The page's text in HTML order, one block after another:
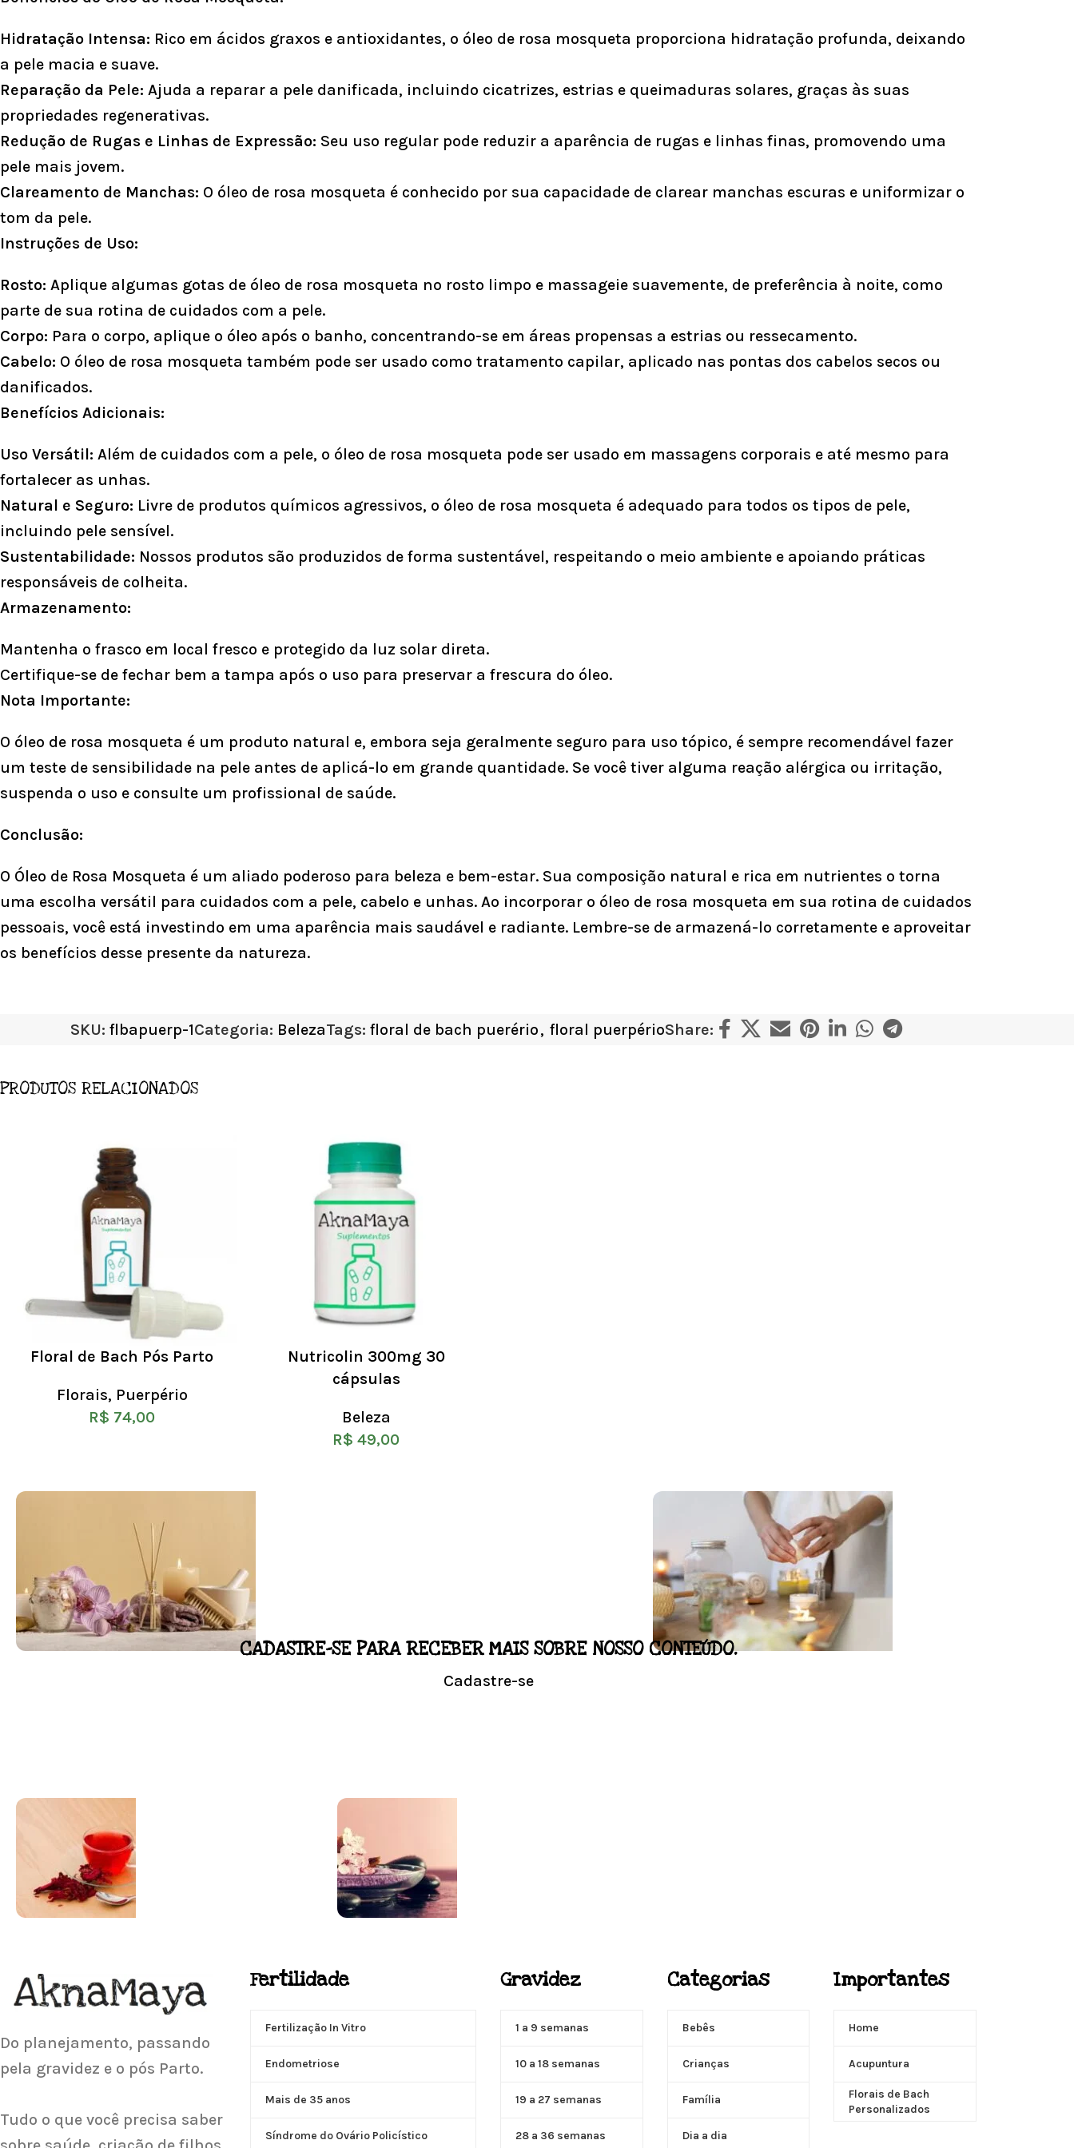
Hidratação Intensa: Rico em ácidos graxos e antioxidantes, o óleo de rosa mosqueta proporciona hidratação profunda, deixando
a pele macia e suave.
Reparação da Pele: Ajuda a reparar a pele danificada, incluindo cicatrizes, estrias e queimaduras solares, graças às suas
propriedades regenerativas.
Redução de Rugas e Linhas de Expressão: Seu uso regular pode reduzir a aparência de rugas e linhas finas, promovendo uma
pele mais jovem.
Clareamento de Manchas: O óleo de rosa mosqueta é conhecido por sua capacidade de clarear manchas escuras e uniformizar o
tom da pele.
Instruções de Uso:
Rosto: Aplique algumas gotas de óleo de rosa mosqueta no rosto limpo e massageie suavemente, de preferência à noite, como
parte de sua rotina de cuidados com a pele.
Corpo: Para o corpo, aplique o óleo após o banho, concentrando-se em áreas propensas a estrias ou ressecamento.
Cabelo: O óleo de rosa mosqueta também pode ser usado como tratamento capilar, aplicado nas pontas dos cabelos secos ou
danificados.
Benefícios Adicionais:
Uso Versátil: Além de cuidados com a pele, o óleo de rosa mosqueta pode ser usado em massagens corporais e até mesmo para
fortalecer as unhas.
Natural e Seguro: Livre de produtos químicos agressivos, o óleo de rosa mosqueta é adequado para todos os tipos de pele,
incluindo pele sensível.
Sustentabilidade: Nossos produtos são produzidos de forma sustentável, respeitando o meio ambiente e apoiando práticas
responsáveis de colheita.
Armazenamento:
Mantenha o frasco em local fresco e protegido da luz solar direta.
Certifique-se de fechar bem a tampa após o uso para preservar a frescura do óleo.
Nota Importante:
O óleo de rosa mosqueta é um produto natural e, embora seja geralmente seguro para uso tópico, é sempre recomendável fazer
um teste de sensibilidade na pele antes de aplicá-lo em grande quantidade. Se você tiver alguma reação alérgica ou irritação,
suspenda o uso e consulte um profissional de saúde.
Conclusão:
O Óleo de Rosa Mosqueta é um aliado poderoso para beleza e bem-estar. Sua composição natural e rica em nutrientes o torna
uma escolha versátil para cuidados com a pele, cabelo e unhas. Ao incorporar o óleo de rosa mosqueta em sua rotina de cuidados
pessoais, você está investindo em uma aparência mais saudável e radiante. Lembre-se de armazená-lo corretamente e aproveitar
os benefícios desse presente da natureza.
SKU: flbapuerp-1Categoria: BelezaTags: floral de bach puerério, floral puerpérioShare:
PRODUTOS RELACIONADOS
Floral de Bach Pós Parto
Florais, Puerpério
R$ 74,00
Nutricolin 300mg 30
cápsulas
Beleza
R$ 49,00
Conheça mais e faça sua Pesquisa
CADASTRE-SE PARA RECEBER MAIS SOBRE NOSSO CONTEÚDO.
Cadastre-se
Para antes e depois de engravidar Acupuntura focada para Fertilidade e Gravidez
Do planejamento, passando
pela gravidez e o pós Parto.
Tudo o que você precisa saber
Fertilidade
Fertilização In Vitro
Endometriose
Mais de 35 anos
Síndrome do Ovário Policístico
Gravidez
1 a 9 semanas
10 a 18 semanas
19 a 27 semanas
28 a 36 semanas
Categorias
Bebês
Crianças
Família
Dia a dia
Importantes
Home
Acupuntura
Florais de Bach
Personalizados